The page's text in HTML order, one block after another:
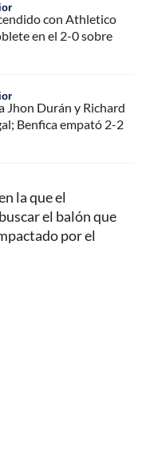
con Athletico
en el 2-0 sobre
Jhon Durán y Richard
Benfica empató 2-2
la que el
el balón que
por el